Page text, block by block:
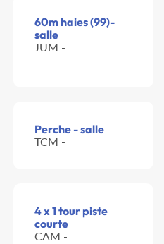
60m haies (99)-
salle
JUM -
Perche - salle
TCM -
4 x 1 tour piste
courte
CAM -